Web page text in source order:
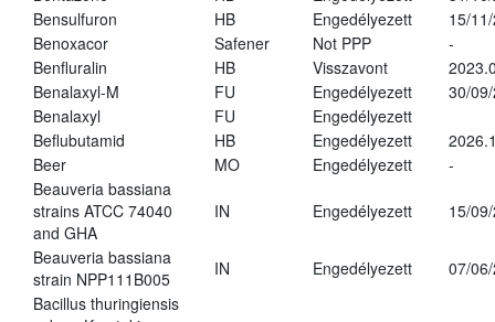
Bensulfuron
HB Engedélyezett
15/
Benoxacor
Safener Not PPP
-
Benfluralin
HB Visszavont
Benalaxyl-M
FU Engedélyezett
30/
Benalaxyl
FU
Engedélyezett
Beflubutamid
HB Engedélyezett
Beer
MO Engedélyezett
-
Beauveria bassiana
strains ATCC 74040
and GHA
IN Engedélyezett 15/
Beauveria bassiana
strain NPP111B005
IN Engedélyezett
07/
Bacillus thuringiensis